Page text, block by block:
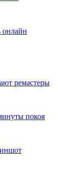
онлайн
ремастеры
покоя